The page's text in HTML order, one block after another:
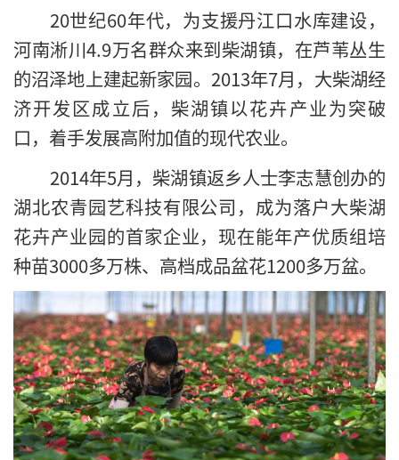
20世纪60年代，为支援丹江口水库建设，
河南淅川4.9万名群众来到柴湖镇，在芦苇丛生
的沼泽地上建起新家园。2013年7月，大柴湖经
济开发区成立后，柴湖镇以花卉产业为突破
口，着手发展高附加值的现代农业。
2014年5月，柴湖镇返乡人士李志慧创办的
湖北农青园艺科技有限公司，成为落户大柴湖
花卉产业园的首家企业，现在能年产优质组培
种苗3000多万株、高档成品盆花1200多万盆。